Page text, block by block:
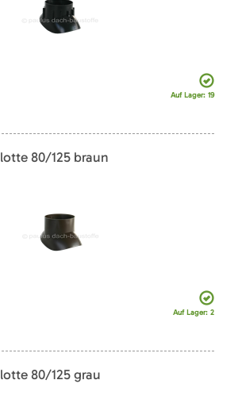
Auf Lager: 19
80/125 braun
Auf Lager: 2
80/125 grau